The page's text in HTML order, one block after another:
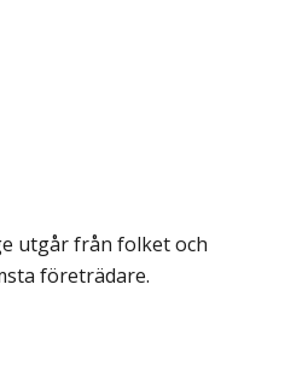
utgår från folket och
företrädare.